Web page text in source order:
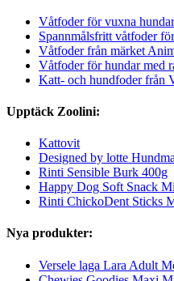
Våtfoder för vuxna hundar
Spannmålsfritt våtfoder
Våtfoder från märket
Våtfoder för hundar med
Katt- och hundfoder från
Upptäck Zoolini:
Kattovit
Designed by lotte
Rinti Sensible Burk 400g
Happy Dog Soft Snack
Rinti ChickoDent Sticks
Nya produkter:
Versele laga Lara Adult